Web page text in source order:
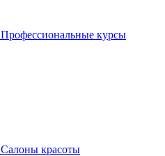
Профессиональные курсы
Салоны красоты